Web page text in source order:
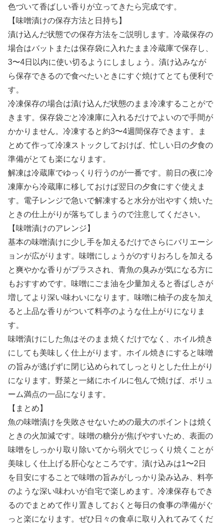
色づいて香ばしい香りが立ってきたら完成です。
【味噌漬けの保存方法と日持ち】
漬け込んだ状態での保存方法をご説明します。冷蔵保存の
場合はバットまたは保存袋に入れたまま冷蔵庫で保存し、
3〜4日以内に使い切るようにしましょう。漬け込みなが
ら保存できるので食べたいときにすぐ焼けてとても便利で
す。
冷凍保存の場合は漬け込んだ状態のまま冷凍することがで
きます。保存袋ごと冷凍庫に入れるだけでよいので手間が
かかりません。冷凍すると約3〜4週間保存できます。ま
とめて作って冷凍ストックしておけば、忙しい日の夕食の
準備がとても楽になります。
解凍は冷蔵庫でゆっくり行うのが一番です。前日の夜に冷
凍庫から冷蔵庫に移しておけば翌日の夕食にすぐ使えま
す。電子レンジで急いで解凍すると水分が出やすく焼いた
ときの仕上がりが落ちてしまうので注意してください。
【味噌漬けのアレンジ】
基本の味噌漬けに少し手を加えるだけでさらにバリエーシ
ョンが広がります。味噌にしょうがのすりおろしを加える
と爽やかな香りがプラスされ、青魚の臭みが気になる方に
もおすすめです。味噌にごま油を少量加えると香ばしさが
増してより深い味わいになります。味噌に柚子の皮を加え
ると上品な香りがついて料亭のような仕上がりになりま
す。
味噌漬けにした魚はそのまま焼くだけでなく、ホイル焼き
にしても美味しく仕上がります。ホイル焼きにすると味噌
の旨みが逃げずに閉じ込められてしっとりとした仕上がり
になります。野菜と一緒にホイルに包んで焼けば、ボリュ
ーム満点の一品になります。
【まとめ】
魚の味噌漬けを失敗させないための最大のポイントは焼く
ときの火加減です。味噌の糖分が焦げやすいため、表面の
味噌をしっかり取り除いてから弱火でじっくり焼くことが
美味しく仕上げる肝心なところです。漬け込みは1〜2日
を目安にすることで味噌の旨みがしっかり染み込み、料亭
のような深い味わいが自宅で楽しめます。冷凍保存もでき
るのでまとめて作り置きしておくと毎日の食事の準備がぐ
っと楽になります。ぜひ日々の食卓に取り入れてみてくだ